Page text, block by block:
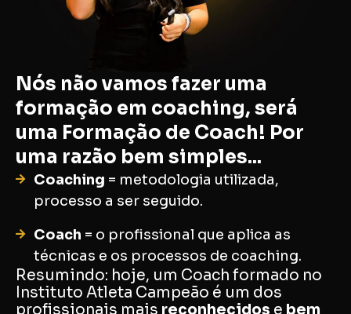
Nós não vamos fazer uma
formação em coaching, será
uma Formação de Coach! Por
uma razão bem simples...
Coaching = metodologia utilizada,
processo a ser seguido.
Coach = o profissional que aplica as
técnicas e os processos de coaching.
Resumindo: hoje, um Coach formado no
Instituto Atleta Campeão é um dos
profissionais mais reconhecidos e bem